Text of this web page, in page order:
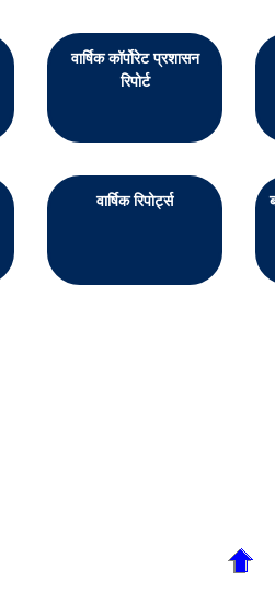
वार्षिक कॉर्पोरेट प्रशासन
रिपोर्ट
वार्षिक रिपोर्ट्स